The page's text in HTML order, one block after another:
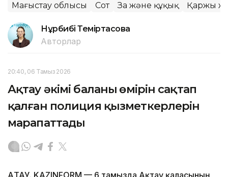
Маңғыстау облысы Сот Заң және құқық Қаржы
Нұрбибі Теміртасова
Авторлар
20:40, 06 Тамыз 2026
Ақтау әкімі баланың өмірін сақтап
қалған полиция қызметкерлерін
марапаттады